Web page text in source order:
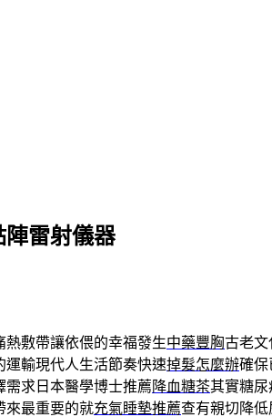
雷射儀器
熱敷帶讓依偎的幸福發生中藥豐胸古老文
運輸現代人生活節奏快速掉髮怎麼辦確保
需求日本醫學博士推薦 降血糖茶其實糖尿
來最重要的就充氣睡墊推薦查有親切降